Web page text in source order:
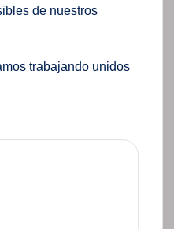
de nuestros
trabajando unidos